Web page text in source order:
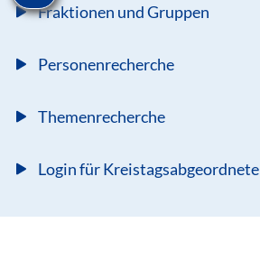
Fraktionen und Gruppen
Personenrecherche
Themenrecherche
Login für Kreistagsabgeordnete